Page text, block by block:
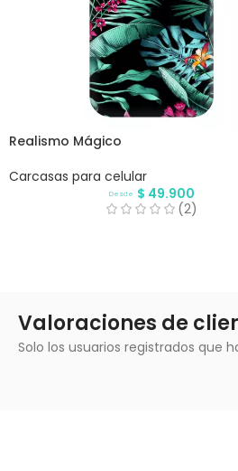
Realismo Mágico
Carcasas para celular
Desde $ 49.900
(2)
Valoraciones de
Solo los usuarios registrados que